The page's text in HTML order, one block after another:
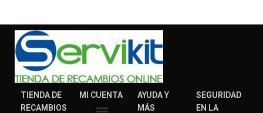
TIENDA DE
RECAMBIOS
MI CUENTA
AYUDA Y
MÁS
SEGURIDAD
EN LA